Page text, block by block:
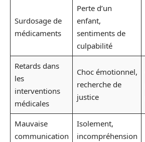
Surdosage de
médicaments
Perte d’un
enfant,
sentiments de
culpabilité
Retards dans
les
interventions
médicales
Choc émotionnel,
recherche de
justice
Mauvaise
communication
Isolement,
incompréhension